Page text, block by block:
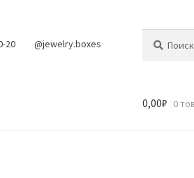
20 @jewelry.boxes
0,00₽ 0